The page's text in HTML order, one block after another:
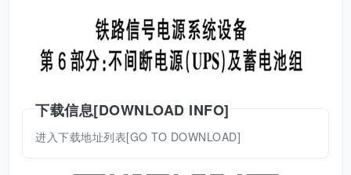
下载信息[DOWNLOAD INFO]
进入下载地址列表[GO TO DOWNLOAD]